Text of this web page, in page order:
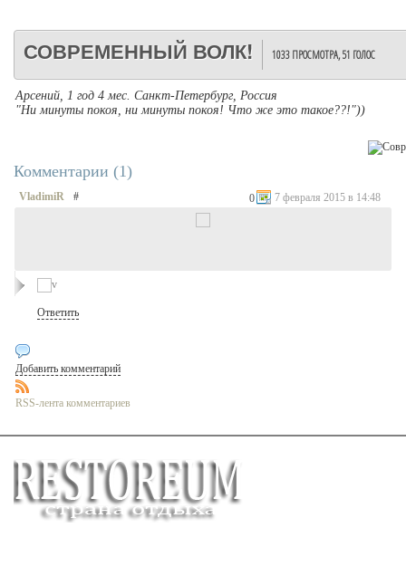
СОВРЕМЕННЫЙ ВОЛК! 1033 ПРОСМОТРА,51 ГОЛОС
Арсений, 1 год 4 мес. Санкт-Петербург, Россия
"Ни минуты покоя, ни минуты покоя! Что же это такое??!"))
Комментарии (1)
VladimiR # 7 февраля 2015 в 14:48
0
Ответить
Добавить комментарий
RSS-лента комментариев